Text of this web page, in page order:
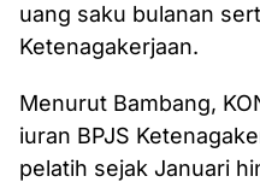
uang saku bulanan
Ketenagakerjaan.
Menurut Bambang,
iuran BPJS
pelatih sejak Januari